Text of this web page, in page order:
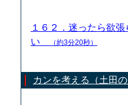
１６２．迷ったら欲
い
（約3分20秒）
カンを考える（土田の